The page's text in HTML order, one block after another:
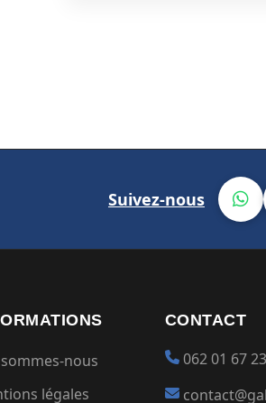
Suivez-nous
nous
légales
CONTACT
062 01 67 23